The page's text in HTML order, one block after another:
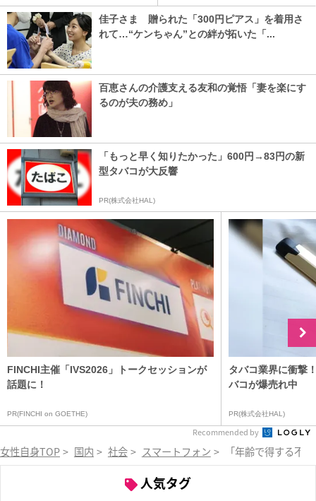
佳子さま 贈られた「300円ピアス」を着用さ
れて…“ケンちゃん”との絆が拓いた「...
百恵さんの介護支える友和の覚悟「妻を楽にす
るのが夫の務め」
「もっと早く知りたかった」600円→83円の新
型タバコが大反響
PR(株式会社HAL)
FINCHI主催「IVS2026」トークセッションが
話題に！
PR(FINCHI on GOETHE)
タバコ業界に衝撃
バコが爆売れ中
PR(株式会社HAL)
Recommended by
女性自身TOP > 国内 > 社会 > スマートフォン > 「年齢で得する不
人気タグ